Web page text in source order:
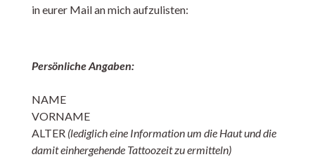
in eurer Mail an mich aufzulisten:
Persönliche Angaben:
NAME
VORNAME
ALTER (lediglich eine Information um die Haut und die
damit einhergehende Tattoozeit zu ermitteln)